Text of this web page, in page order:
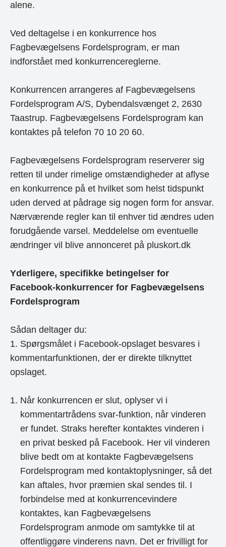
alene.
Ved deltagelse i en konkurrence hos
Fagbevægelsens Fordelsprogram, er man
indforstået med konkurrencereglerne.
Konkurrencen arrangeres af Fagbevægelsens
Fordelsprogram A/S, Dybendalsvænget 2, 2630
Taastrup. Fagbevægelsens Fordelsprogram kan
kontaktes på telefon 70 10 20 60.
Fagbevægelsens Fordelsprogram reserverer sig
retten til under rimelige omstændigheder at aflyse
en konkurrence på et hvilket som helst tidspunkt
uden derved at pådrage sig nogen form for ansvar.
Nærværende regler kan til enhver tid ændres uden
forudgående varsel. Meddelelse om eventuelle
ændringer vil blive annonceret på pluskort.dk
Yderligere, specifikke betingelser for
Facebook-konkurrencer for Fagbevægelsens
Fordelsprogram
Sådan deltager du:
1. Spørgsmålet i Facebook-opslaget besvares i
kommentarfunktionen, der er direkte tilknyttet
opslaget.
Når konkurrencen er slut, oplyser vi i
kommentartrådens svar-funktion, når vinderen
er fundet. Straks herefter kontaktes vinderen i
en privat besked på Facebook. Her vil vinderen
blive bedt om at kontakte Fagbevægelsens
Fordelsprogram med kontaktoplysninger, så det
kan aftales, hvor præmien skal sendes til. I
forbindelse med at konkurrencevindere
kontaktes, kan Fagbevægelsens
Fordelsprogram anmode om samtykke til at
offentliggøre vinderens navn. Det er frivilligt for